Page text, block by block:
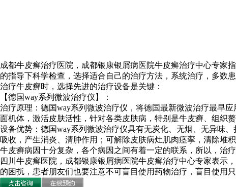
成都牛皮癣治疗医院，成都银康银屑病医院牛皮癣治疗中心专家
的指导下科学检查，选择适合自己的治疗方法，系统治疗，多数
治疗牛皮癣时，选择先进的治疗设备是关键：
【德国way系列微波治疗仪】：
治疗原理：德国way系列微波治疗仪，将德国最新微波治疗最早
面机体，激活皮肤活性，针对各类皮肤病，特别是牛皮癣、组织赘
设备优势：德国way系列微波治疗仪具有无炭化、无烟、无异味
吸收，产生消炎、清肿作用；可解除皮肤病灶肌肉痉挛，清除堆积
牛皮癣病因十分复杂，各个病因之间有着一定的联系，所以，治
四川牛皮癣医院，成都银康银屑病医院牛皮癣治疗中心专家表示
的困扰，患者朋友们也要注意不可盲目使用药物治疗，盲目使用